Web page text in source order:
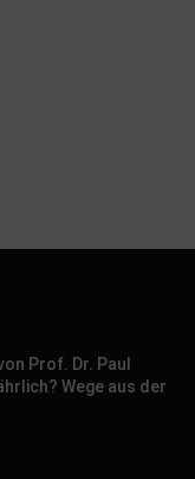
Prof. Dr. Paul
Wege aus der